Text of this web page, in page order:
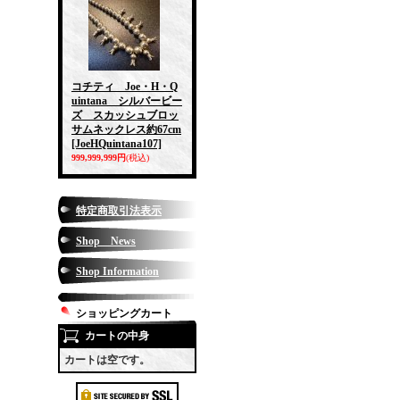
コチティ Joe・H・Q
uintana シルバービー
ズ スカッシュブロッ
サムネックレス約67cm
[JoeHQuintana107]
999,999,999円(税込)
特定商取引法表示
Shop News
Shop Information
ショッピングカート
カートの中身
カートは空です。